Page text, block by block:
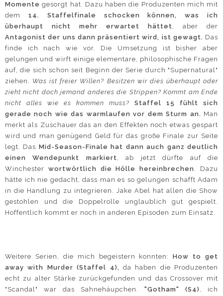
Momentegesorgt hat. Dazu haben die Produzenten mich mit
dem 14. Staffelfinale schocken können, was ich
überhaupt nicht mehr erwartet hättet, aber der
Antagonist der uns dann präsentiert wird, ist gewagt. Das
finde ich nach wie vor. Die Umsetzung ist bisher aber
gelungen und wirft einige elementare, philosophische Fragen
auf, die sich schon seit Beginn der Serie durch "Supernatural"
ziehen. Was ist freier Willen? Besitzen wir dies überhaupt oder
zieht nicht doch jemand anderes die Strippen? Kommt am Ende
nicht alles wie es kommen muss?
Staffel 15 fühlt sich
gerade noch wie das warmlaufen vor dem Sturm an. Man
merkt als Zuschauer das an den Effekten noch etwas gespart
wird und man genügend Geld für das große Finale zur Seite
legt. Das Mid-Season-Finale hat dann auch ganz deutlich
einen Wendepunkt markiert, ab jetzt dürfte auf die
Winchester wortwörtlich die Hölle hereinbrechen. Dazu
hätte ich nie gedacht, dass man es so gelungen schafft Adam
in die Handlung zu integrieren. Jake Abel hat allen die Show
gestohlen und die Doppelrolle unglaublich gut gespielt.
Hoffentlich kommt er noch in anderen Episoden zum Einsatz.
Weitere Serien, die mich begeistern konnten:How to get
away with Murder (Staffel 4), da haben die Produzenten
echt zu alter Stärke zurückgefunden und das Crossover mit
"Scandal" war das Sahnehäupchen. "Gotham" (S4) , ich